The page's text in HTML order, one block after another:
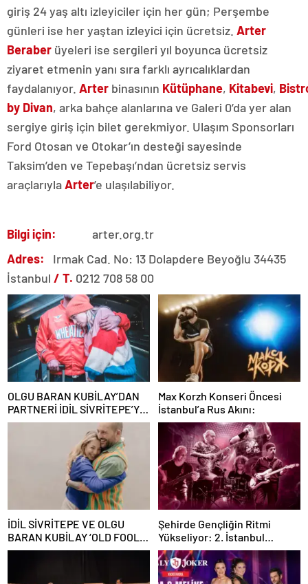
giriş 24 yaş altı izleyiciler için her gün; Perşembe
günleri ise her yaştan izleyici için ücretsiz. Arter
Beraber üyeleri ise sergileri yıl boyunca ücretsiz
ziyaret etmenin yanı sıra farklı ayrıcalıklardan
faydalanıyor. Arter binasının Kütüphane, Kitabevi,
by Divan, arka bahçe alanlarına ve Galeri 0’da yer alan
sergiye giriş için bilet gerekmiyor. Ulaşım Sponsorları
Ford Otosan ve Otokar’ın desteği sayesinde
Taksim’den ve Tepebaşı’ndan ücretsiz servis
araçlarıylaArter’e ulaşılabiliyor.
Bilgi için: arter.org.tr
Adres: Irmak Cad. No: 13 Dolapdere Beyoğlu 34435
İstanbul / T. 0212 708 58 00
OLGU BARAN KUBİLAY’DAN
PARTNERİ İDİL SİVRİTEPE’YE
ÖVGÜ DOLU SÖZLER!
Max Korzh Konseri Öncesi
İstanbul’a Rus Akını:
İDİL SİVRİTEPE VE OLGU
BARAN KUBİLAY ‘OLD FOOLS’
İLE TÜRSAK VAKFI İÇİN
Şehirde Gençliğin Ritmi
Yükseliyor: 2. İstanbul
Gençlik Müzik Festivali, 16–19
Mayıs’ta Kentin Dört Bir
Yanında!